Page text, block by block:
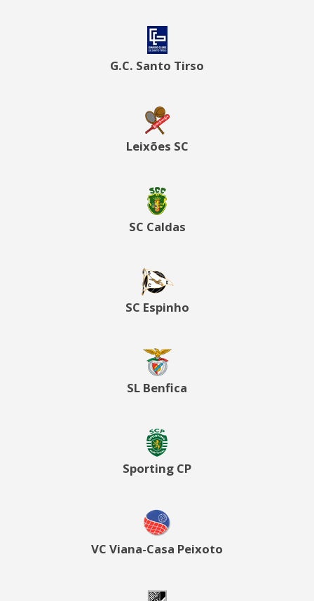
G.C. Santo Tirso
Leixões SC
SC Caldas
SC Espinho
SL Benfica
Sporting CP
VC Viana-Casa Peixoto